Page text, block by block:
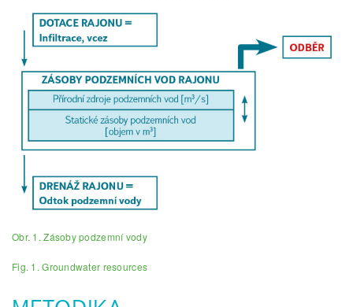
Obr. 1. Zásoby podzemní vody
Fig. 1. Groundwater resources